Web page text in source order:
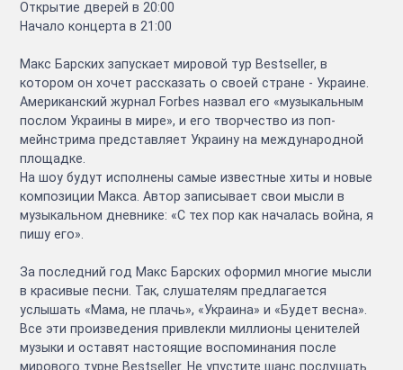
Открытие дверей в 20:00
Начало концерта в 21:00
Макс Барских запускает мировой тур Bestseller, в
котором он хочет рассказать о своей стране - Украине.
Американский журнал Forbes назвал его «музыкальным
послом Украины в мире», и его творчество из поп-
мейнстрима представляет Украину на международной
площадке.
На шоу будут исполнены самые известные хиты и новые
композиции Макса. Автор записывает свои мысли в
музыкальном дневнике: «С тех пор как началась война, я
пишу его».
За последний год Макс Барских оформил многие мысли
в красивые песни. Так, слушателям предлагается
услышать «Мама, не плачь», «Украина» и «Будет весна».
Все эти произведения привлекли миллионы ценителей
музыки и оставят настоящие воспоминания после
мирового турне Bestseller. Не упустите шанс послушать